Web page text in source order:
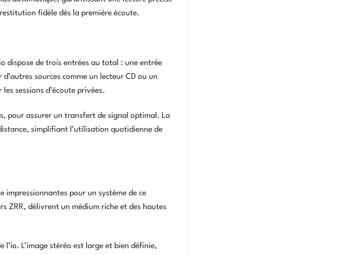
fidèle dès la première écoute.
dispose de trois entrées au total : une entrée
sources comme un lecteur CD ou un
sessions d’écoute privées.
pour assurer un transfert de signal optimal. La
simplifiant l’utilisation quotidienne de
impressionnantes pour un système de ce
ZRR, délivrent un médium riche et des hautes
L’image stéréo est large et bien définie,